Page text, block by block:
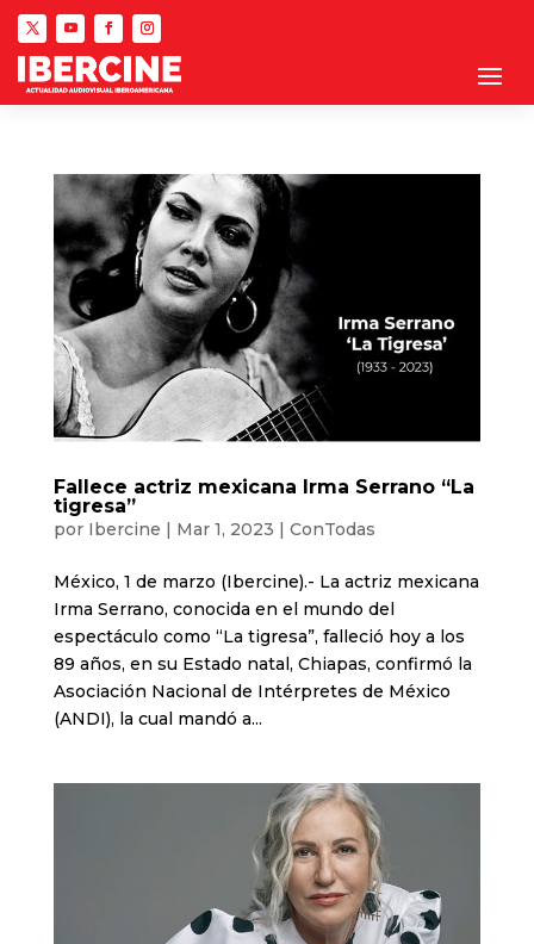
Fallece actriz mexicana Irma Serrano “La
tigresa”
por Ibercine | Mar 1, 2023 | ConTodas
México, 1 de marzo (Ibercine).- La actriz mexicana
Irma Serrano, conocida en el mundo del
espectáculo como “La tigresa”, falleció hoy a los
89 años, en su Estado natal, Chiapas, confirmó la
Asociación Nacional de Intérpretes de México
(ANDI), la cual mandó a...